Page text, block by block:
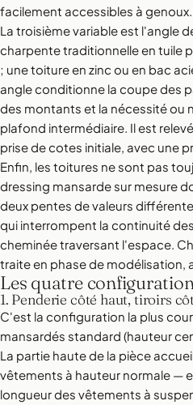
facilement accessibles à genoux.
La troisième variable est l'angle
charpente traditionnelle en tuile
; une toiture en zinc ou en bac
angle conditionne la coupe des
des montants et la nécessité ou
plafond intermédiaire. Il est
prise de cotes initiale, avec une
Enfin, les toitures ne sont pas
dressing mansarde sur mesure
deux pentes de valeurs
qui interrompent la continuité
cheminée traversant l'espace.
traite en phase de modélisation,
Les quatre
1. Penderie côté haut, tiroirs
C'est la configuration la plus
mansardés standard (hauteur
La partie haute de la pièce
vêtements à hauteur normale —
longueur des vêtements à